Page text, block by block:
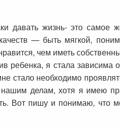
жизнь- это самое
— быть мягкой,
чем иметь
ребенка, я стала
стало необходимо
нашим делам, хотя я имею
Вот пишу и понимаю, что